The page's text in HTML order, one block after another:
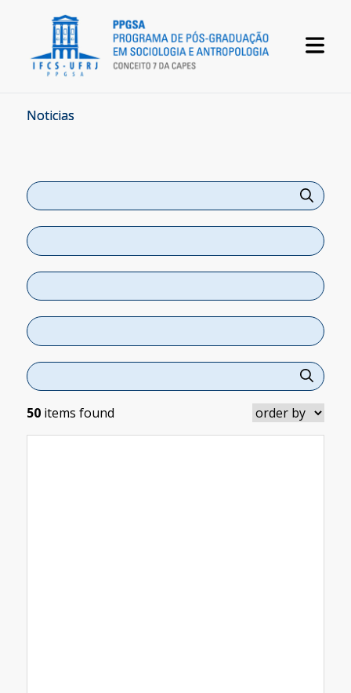
Noticias
50items found